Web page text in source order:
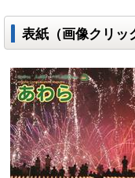
表紙（画像クリッ